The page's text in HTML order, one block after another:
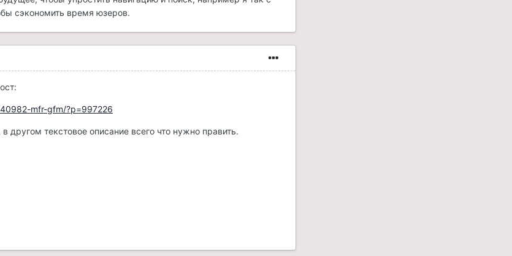
сэкономить время юзеров.
mfr-gfm/?p=997226
другом текстовое описание всего что нужно править.